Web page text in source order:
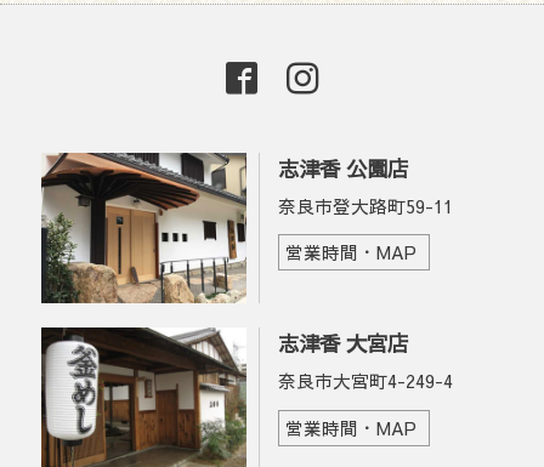
志津香 公園店
奈良市登大路町59-11
営業時間・MAP
志津香 大宮店
奈良市大宮町4-249-4
営業時間・MAP